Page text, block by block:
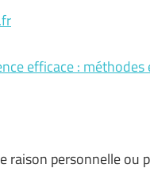
efficace :
raison personnelle